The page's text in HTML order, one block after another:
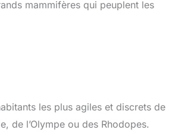
mammifères qui peuplent les
les plus agiles et discrets de
de l’Olympe ou des Rhodopes.